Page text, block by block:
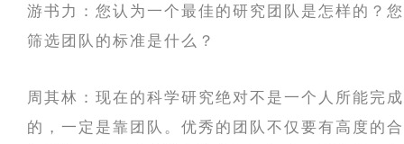
游书力：您认为一个最佳的研究团队是怎样的？您
筛选团队的标准是什么？
周其林：现在的科学研究绝对不是一个人所能完成
的，一定是靠团队。优秀的团队不仅要有高度的合